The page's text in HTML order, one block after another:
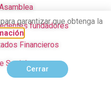
fundadores
Financieros
Social
garantizar que obtenga la
Cerrar